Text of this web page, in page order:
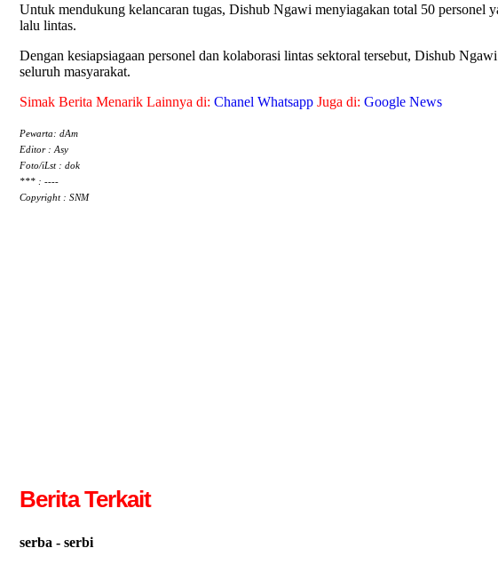
Untuk mendukung kelancaran tugas, Dishub Ngawi menyiagakan total 50 personel
lalu lintas.
Dengan kesiapsiagaan personel dan kolaborasi lintas sektoral tersebut, Dishub
seluruh masyarakat.
Simak Berita Menarik Lainnya di: Chanel Whatsapp Juga di: Google News
Pewarta: dAm
Editor : Asy
Foto/iLst : dok
*** : ----
Copyright : SNM
Berita Terkait
serba - serbi